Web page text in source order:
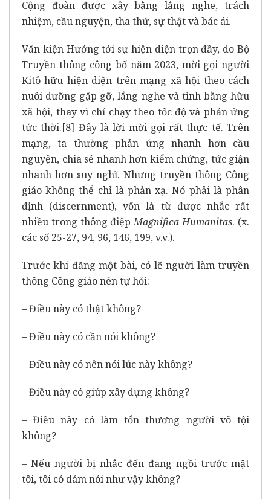
Cộng đoàn được xây bằng lắng nghe, trách
nhiệm, cầu nguyện, tha thứ, sự thật và bác ái.
Văn kiện Hướng tới sự hiện diện trọn đầy, do Bộ
Truyền thông công bố năm 2023, mời gọi người
Kitô hữu hiện diện trên mạng xã hội theo cách
nuôi dưỡng gặp gỡ, lắng nghe và tình bằng hữu
xã hội, thay vì chỉ chạy theo tốc độ và phản ứng
tức thời.[8] Đây là lời mời gọi rất thực tế. Trên
mạng, ta thường phản ứng nhanh hơn cầu
nguyện, chia sẻ nhanh hơn kiểm chứng, tức giận
nhanh hơn suy nghĩ. Nhưng truyền thông Công
giáo không thể chỉ là phản xạ. Nó phải là phân
định (discernment), vốn là từ được nhắc rất
nhiều trong thông điệpMagnifica Humanitas. (x.
các số 25-27, 94, 96, 146, 199, v.v.).
Trước khi đăng một bài, có lẽ người làm truyền
thông Công giáo nên tự hỏi:
– Điều này có thật không?
– Điều này có cần nói không?
– Điều này có nên nói lúc này không?
– Điều này có giúp xây dựng không?
– Điều này có làm tổn thương người vô tội
không?
– Nếu người bị nhắc đến đang ngồi trước mặt
tôi, tôi có dám nói như vậy không?